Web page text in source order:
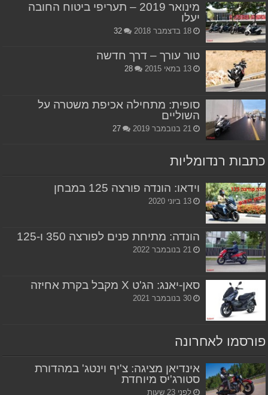
מינואר 2019 – תעריפי ביטוח החובה
יעלו
18 בדצמבר 2018 32
טור עורך – דרך חדשה
13 במאי 2015 28
סופית: מתחילה אכיפת משטרה על
השוליים
21 בנובמבר 2019 27
כתבות רנדומליות
וידאו: הונדה פורצה 125 במבחן
13 ביוני 2020
הונדה: מתיחת פנים לפורצה 350 ו-125
21 בנובמבר 2022
סאן-יאנג: הג'ט X מקבל בקרת אחיזה
30 בנובמבר 2021
פורסמו לאחרונה
אינדיאן מציגה: צ'יף וינטג' במהדורת
סטורג'יס מיוחדת
לפני 23 שעות